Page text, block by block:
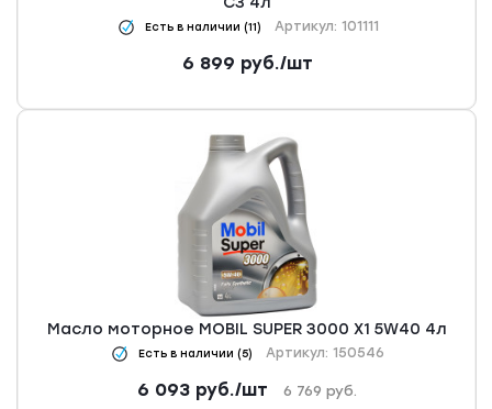
Есть в наличии (11) Артикул: 101111
6 899 руб./шт
Масло моторное MOBIL SUPER 3000 X1 5W40 4л
Есть в наличии (5) Артикул: 150546
6 093 руб./шт 6 769 руб.